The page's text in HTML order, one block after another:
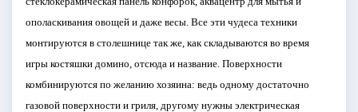
ополаскивания овощей и даже весы. Все эти чудеса техники
монтируются в столешнице так же, как складываются во время
игры костяшки домино, отсюда и название. Поверхности
комбинируются по желанию хозяина: ведь одному достаточно
газовой поверхности и гриля, другому нужны электрическая